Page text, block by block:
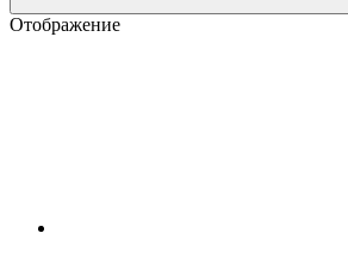
Отображение